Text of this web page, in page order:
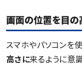
画面の位置を目の
スマホやパソコンを
高さに来るように意